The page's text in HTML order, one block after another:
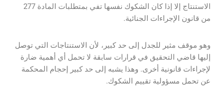
الاستنتاج إلا إذا كان الشكوك نفسها تفي بمتطلبات المادة 277
من قانون الإجراءات الجنائية.
وهو موقف مثير للجدل إلى حد كبير، لأن الاستنتاجات التي توصل
إليها قاضي التحقيق في قرارات سابقة لا تحمل أي أهمية ضارة
لإجراءات قانونية أخرى. وهذا يشبه إلى حد كبير إحجام المحكمة
عن تحمل مسؤولية تقييم الشكوك.